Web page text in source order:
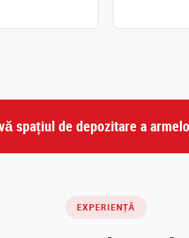
spațiul de depozitare a
EXPERIENȚĂ